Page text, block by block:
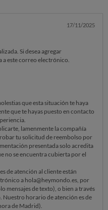
me lo siguen denegando porque
que nos atracaron y nada, se
las mismas coberturas consiguio
que yo viaje tranquilo
esto.
17/11/2025
Si desea agregar
a este correo electrónico.
que esta situación te haya
que te hayas puesto en contacto
lamenmente la compañía
tu solicitud de reembolso por
presentada solo acredita
no se encuentra cubierta por el
de atención al cliente están
a hola@heymondo.es, por
mensajes de texto), o bien a través
Nuestro horario de atención es de
de Madrid).